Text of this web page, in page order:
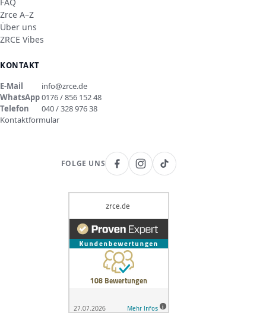
Zrce A–Z
Über uns
ZRCE Vibes
KONTAKT
E-Mail
info@zrce.de
WhatsApp0176 / 856 152 48
Telefon
040 / 328 976 38
Kontaktformular
FOLGE UNS